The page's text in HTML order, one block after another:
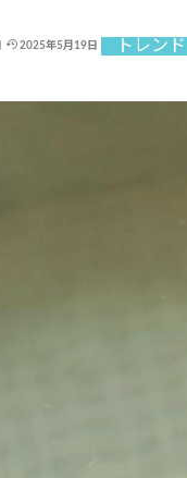
2025年5月19日 トレンド